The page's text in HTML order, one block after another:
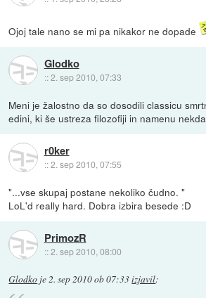
Ojoj tale nano se mi pa nikakor ne dopade
Glodko
::2. sep 2010, 07:33
Meni je žalostno da so dosodili classicu
edini, ki še ustreza filozofiji in namenu
r0ker
::2. sep 2010, 07:55
"...vse skupaj postane nekoliko čudno. "
LoL'd really hard. Dobra izbira besede :D
PrimozR
::2. sep 2010, 08:00
Glodko je2. sep 2010 ob 07:33izjavil: